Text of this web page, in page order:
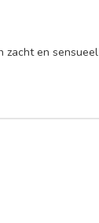
zacht en sensueel